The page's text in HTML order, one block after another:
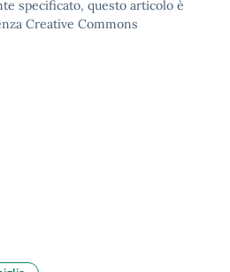
specificato, questo articolo è
Creative Commons